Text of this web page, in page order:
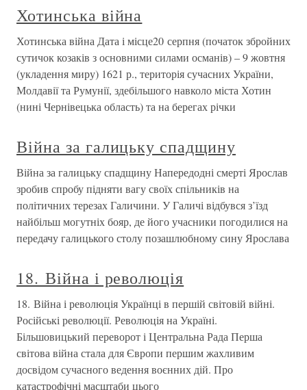
Хотинська війна
Хотинська війна Дата і місце20 серпня (початок збройних
сутичок козаків з основними силами османів) – 9 жовтня
(укладення миру) 1621 р., територія сучасних України,
Молдавії та Румунії, здебільшого навколо міста Хотин
(нині Чернівецька область) та на берегах річки
Війна за галицьку спадщину
Війна за галицьку спадщину Напередодні смерті Ярослав
зробив спробу підняти вагу своїх спільників на
політичних терезах Галичини. У Галичі відбувся з’їзд
найбільш могутніх бояр, де його учасники погодилися на
передачу галицького столу позашлюбному сину Ярослава
18. Війна і революція
18. Війна і революція Українці в першій світовій війні.
Російські революції. Революція на Україні.
Більшовицький переворот і Центральна Рада Перша
світова війна стала для Європи першим жахливим
досвідом сучасного ведення воєнних дій. Про
катастрофічні масштаби цього